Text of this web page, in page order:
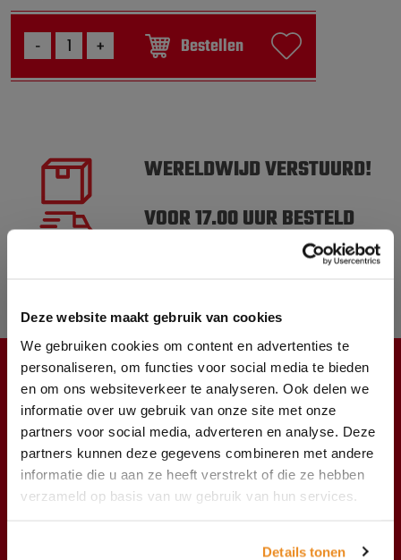
Deze website maakt gebruik van cookies
We gebruiken cookies om content en advertenties te
personaliseren, om functies voor social media te bieden
en om ons websiteverkeer te analyseren. Ook delen we
informatie over uw gebruik van onze site met onze
partners voor social media, adverteren en analyse. Deze
partners kunnen deze gegevens combineren met andere
informatie die u aan ze heeft verstrekt of die ze hebben
verzameld op basis van uw gebruik van hun services.
Details tonen
Bestellen
WERELDWIJD VERSTUURD!
VOOR 17.00 UUR BESTELD
VANDAAG VERSTUURD
KLANTENSERVICE
Producten
Verzendkosten
Het bedrijf